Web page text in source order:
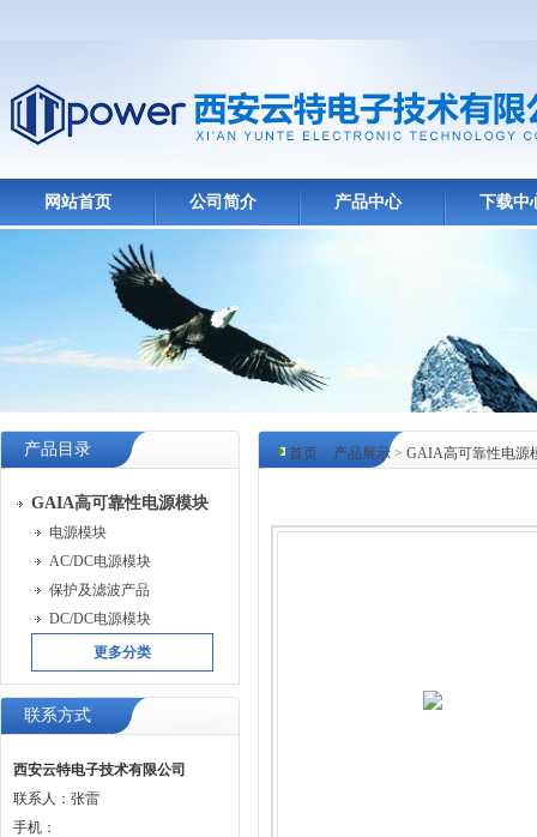
网站首页 公司简介 产品中心 下载中
产品目录
GAIA高可靠性电源模块
电源模块
AC/DC电源模块
保护及滤波产品
DC/DC电源模块
更多分类
联系方式
西安云特电子技术有限公司
联系人：张雷
手机：
首页 > 产品展示 > GAIA高可靠性电源